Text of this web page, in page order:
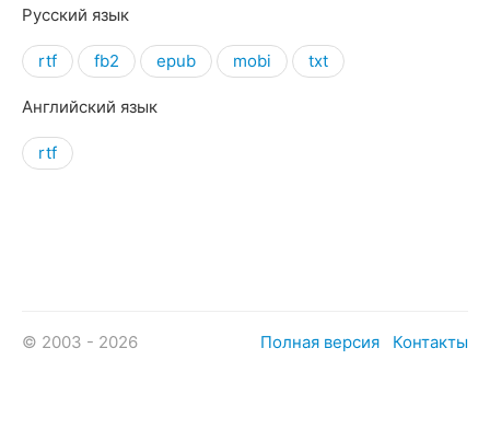
Русский язык
rtf fb2 epub mobi txt
Английский язык
rtf
© 2003 - 2026 Полная версия Контакты